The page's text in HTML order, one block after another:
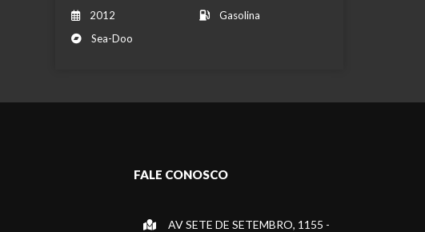
2012
Gasolina
Sea-Doo
FALE CONOSCO
AV SETE DE SETEMBRO, 1155 -